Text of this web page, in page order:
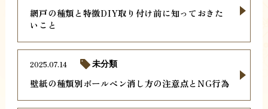
網戸の種類と特徴DIY取り付け前に知っておきた
いこと
壁紙の種類別ボールペン消し方の注意点とNG行為
2025.07.14 未分類